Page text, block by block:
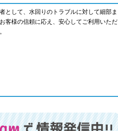
として、水回りのトラブルに対して細部ま
客様の信頼に応え、安心してご利用いただ